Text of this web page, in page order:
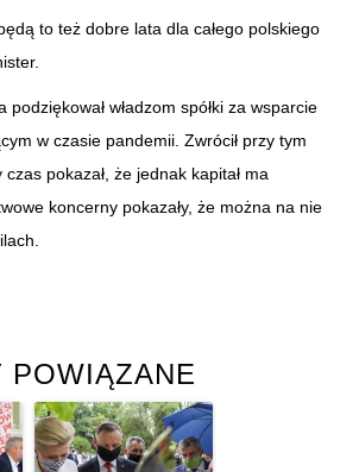
to też dobre lata dla całego polskiego
władzom spółki za wsparcie
w czasie pandemii. Zwrócił przy tym
pokazał, że jednak kapitał ma
koncerny pokazały, że można na nie
POWIĄZANE